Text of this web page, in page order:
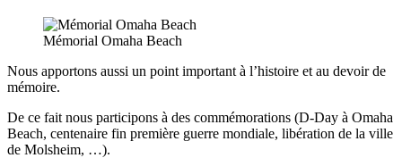
Mémorial Omaha Beach
Nous apportons aussi un point important à l’histoire et au devoir de
mémoire.
De ce fait nous participons à des commémorations (D-Day à Omaha
Beach, centenaire fin première guerre mondiale, libération de la ville
de Molsheim, …).